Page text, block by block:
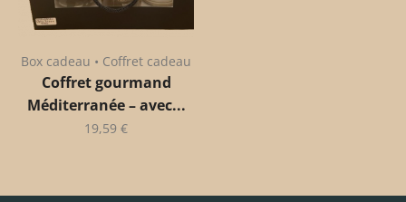
Box cadeau • Coffret cadeau
Coffret gourmand
Méditerranée – avec...
19,59 €